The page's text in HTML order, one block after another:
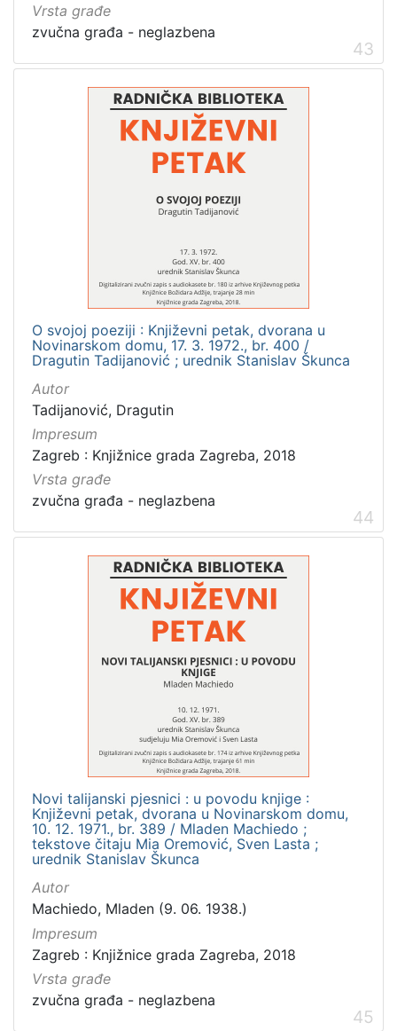
Vrsta građe
zvučna građa - neglazbena
43
O svojoj poeziji : Književni petak, dvorana u
Novinarskom domu, 17. 3. 1972., br. 400 /
Dragutin Tadijanović ; urednik Stanislav Škunca
Autor
Tadijanović, Dragutin
Impresum
Zagreb : Knjižnice grada Zagreba, 2018
Vrsta građe
zvučna građa - neglazbena
44
Novi talijanski pjesnici : u povodu knjige :
Književni petak, dvorana u Novinarskom domu,
10. 12. 1971., br. 389 / Mladen Machiedo ;
tekstove čitaju Mia Oremović, Sven Lasta ;
urednik Stanislav Škunca
Autor
Machiedo, Mladen (9. 06. 1938.)
Impresum
Zagreb : Knjižnice grada Zagreba, 2018
Vrsta građe
zvučna građa - neglazbena
45